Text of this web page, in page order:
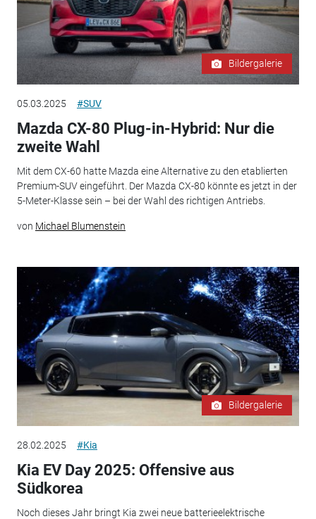
Bildergalerie
05.03.2025 #SUV
Mazda CX-80 Plug-in-Hybrid: Nur die
zweite Wahl
Mit dem CX-60 hatte Mazda eine Alternative zu den etablierten
Premium-SUV eingeführt. Der Mazda CX-80 könnte es jetzt in der
5-Meter-Klasse sein – bei der Wahl des richtigen Antriebs.
von Michael Blumenstein
Bildergalerie
28.02.2025 #Kia
Kia EV Day 2025: Offensive aus
Südkorea
Noch dieses Jahr bringt Kia zwei neue batterieelektrische